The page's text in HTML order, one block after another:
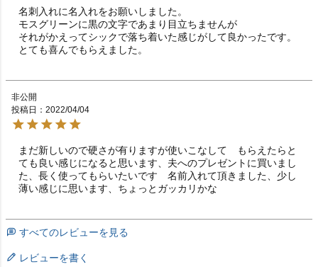
名刺入れに名入れをお願いしました。
モスグリーンに黒の文字であまり目立ちませんが
それがかえってシックで落ち着いた感じがして良かったです。
とても喜んでもらえました。
非公開
投稿日
2022/04/04
まだ新しいので硬さが有りますが使いこなして　もらえたらと
ても良い感じになると思います、夫へのプレゼントに買いまし
た、長く使ってもらいたいです　名前入れて頂きました、少し
薄い感じに思います、ちょっとガッカリかな
すべてのレビューを見る
レビューを書く